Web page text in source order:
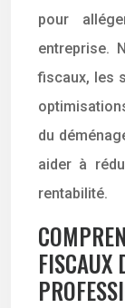
pour
entreprise.
fiscaux, les
du
aider à
rentabilité.
FISCAUX